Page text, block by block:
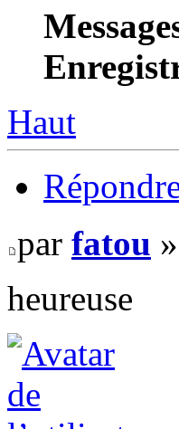
Haut
par fatou
heureuse